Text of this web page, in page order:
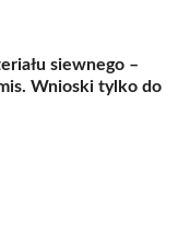
siewnego –
Wnioski tylko do